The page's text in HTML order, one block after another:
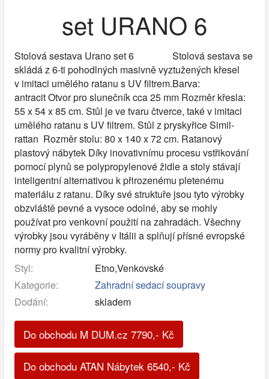
set URANO 6
Stolová sestava Urano set 6 Stolová sestava se
skládá z 6-ti pohodlných masivně vyztužených křesel
v imitaci umělého ratanu s UV filtrem.Barva:
antracit Otvor pro slunečník cca 25 mm Rozměr křesla:
55 x 54 x 85 cm. Stůl je ve tvaru čtverce, také v imitaci
umělého ratanu s UV filtrem. Stůl z pryskyřice Simil-
rattan Rozměr stolu: 80 x 140 x 72 cm. Ratanový
plastový nábytek Díky inovativnímu procesu vstřikování
pomocí plynů se polypropylenové židle a stoly stávají
inteligentní alternativou k přirozenému pletenému
materiálu z ratanu. Díky své struktuře jsou tyto výrobky
obzvláště pevné a vysoce odolné, aby se mohly
používat pro venkovní použití na zahradách. Všechny
výrobky jsou vyráběny v Itálii a splňují přísné evropské
normy pro kvalitní výrobky.
Styl:
Etno,Venkovské
Kategorie:
Zahradní sedací soupravy
Dodání:
skladem
Do obchodu M DUM.cz 7790,- Kč
Do obchodu ATAN Nábytek 6540,- Kč